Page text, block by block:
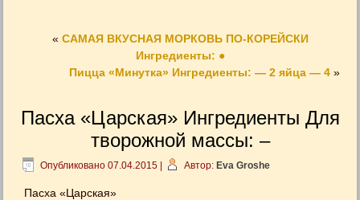
« САМАЯ ВКУСНАЯ МОРКОВЬ ПО-КОРЕЙСКИ
Ингредиенты: ●
Пицца «Минутка» Ингредиенты: — 2 яйца — 4»
Пасха «Царская» Ингредиенты Для
творожной массы: –
Опубликовано 07.04.2015 Автор: Eva Groshe
Пасха «Царская»